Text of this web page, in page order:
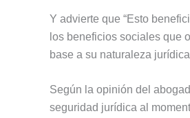
Y advierte que “Esto
los beneficios sociales que
base a su naturaleza
Según la opinión del
seguridad jurídica al